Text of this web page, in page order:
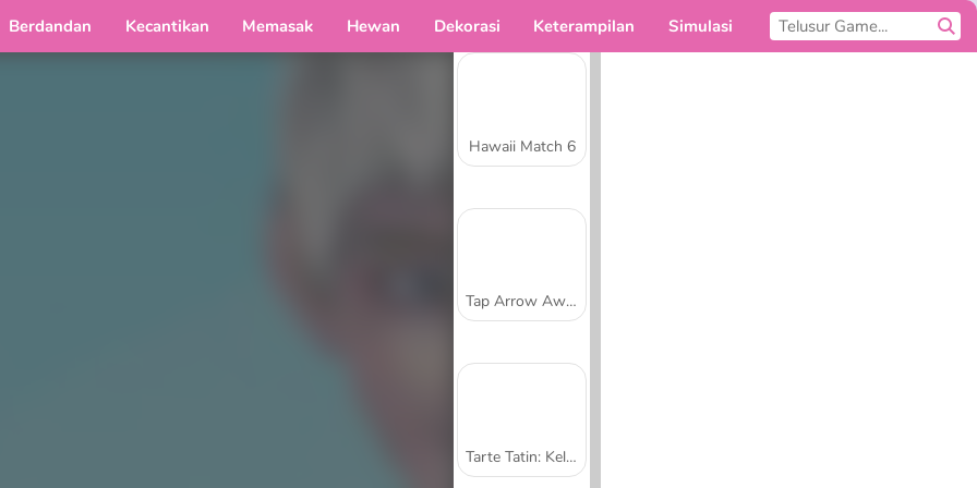
Berdandan Kecantikan Memasak Hewan Dekorasi Keterampilan Simulasi
Hawaii Match 6
Tap Arrow Away
Tarte Tatin: Kelas Memasak Sara